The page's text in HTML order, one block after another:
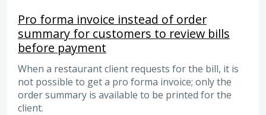
Pro forma invoice instead of order
summary for customers to review bills
before payment
When a restaurant client requests for the bill, it is
not possible to get a pro forma invoice; only the
order summary is available to be printed for the
client.